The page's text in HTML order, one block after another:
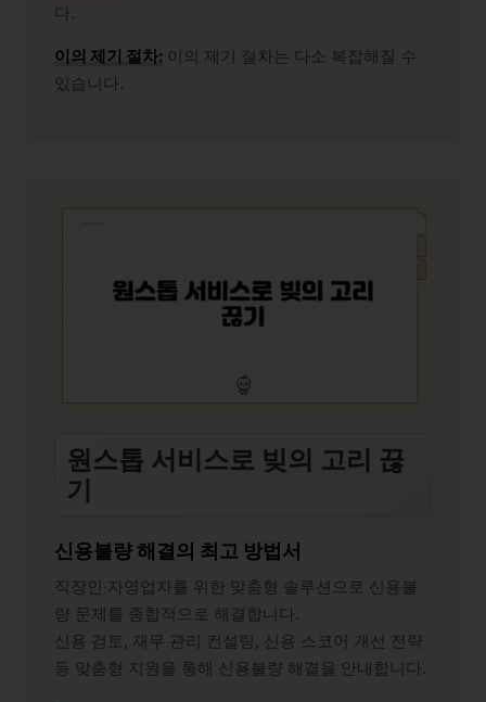
다.
이의 제기 절차: 이의 제기 절차는 다소 복잡해질 수
있습니다.
원스톱 서비스로 빚의 고리 끊
기
신용불량 해결의 최고 방법서
직장인·자영업자를 위한 맞춤형 솔루션으로 신용불
량 문제를 종합적으로 해결합니다.
신용 검토, 재무 관리 컨설팅, 신용 스코어 개선 전략
등 맞춤형 지원을 통해 신용불량 해결을 안내합니다.